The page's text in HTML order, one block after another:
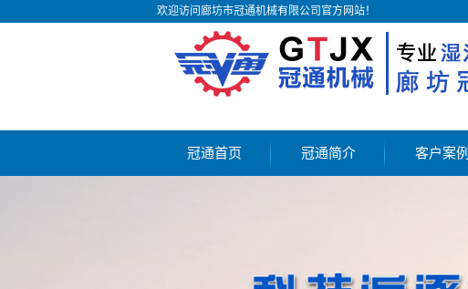
欢迎访问廊坊市冠通机械有限公司官方网站！
冠通首页 冠通简介 客户案例